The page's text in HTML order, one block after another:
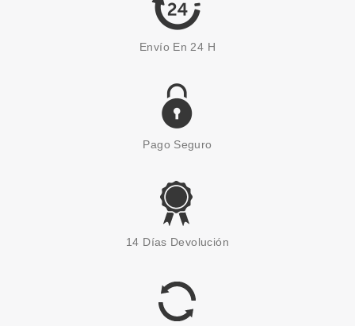
PACO RABANNE
AFTER SHAVE LOCION 100 ML
33.95€
Envío En 24 H
Pago Seguro
14 Días Devolución